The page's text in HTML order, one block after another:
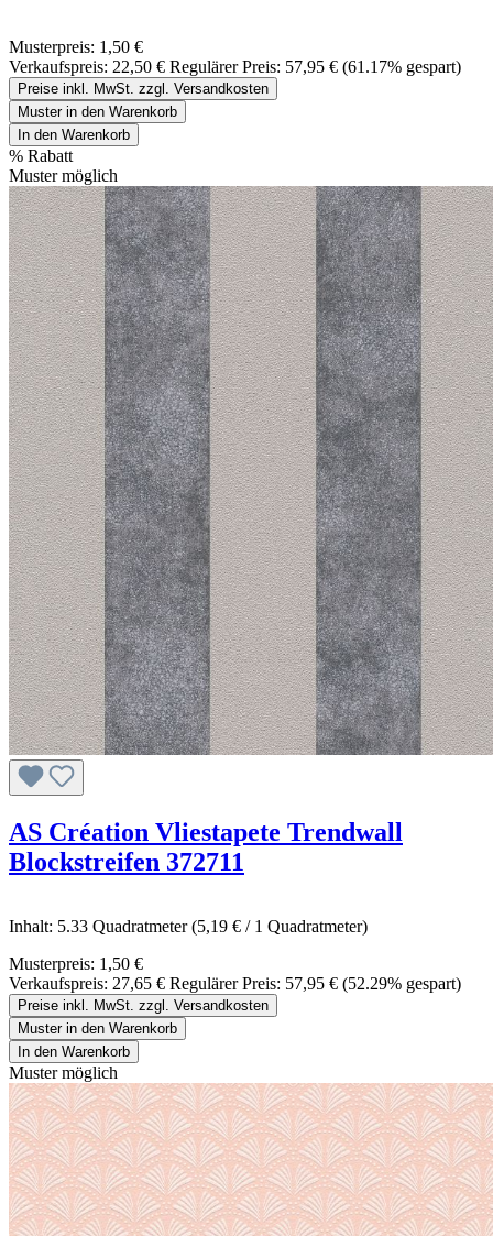
Musterpreis: 1,50 €
Verkaufspreis: 22,50 € Regulärer Preis: 57,95 € (61.17% gespart)
Preise inkl. MwSt. zzgl. Versandkosten
Muster in den Warenkorb
In den Warenkorb
% Rabatt
Muster möglich
AS Création Vliestapete Trendwall
Blockstreifen 372711
Inhalt: 5.33 Quadratmeter(5,19 € / 1 Quadratmeter)
Musterpreis: 1,50 €
Verkaufspreis: 27,65 € Regulärer Preis: 57,95 € (52.29% gespart)
Preise inkl. MwSt. zzgl. Versandkosten
Muster in den Warenkorb
In den Warenkorb
Muster möglich